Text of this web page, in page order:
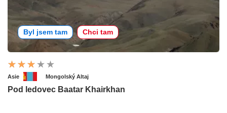
Byl jsem tam Chci tam
Asie Mongolský Altaj
Pod ledovec Baatar Khairkhan